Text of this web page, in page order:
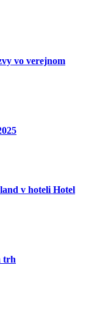
vo verejnom
v hoteli Hotel
trh